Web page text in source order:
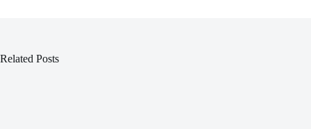
Related Posts